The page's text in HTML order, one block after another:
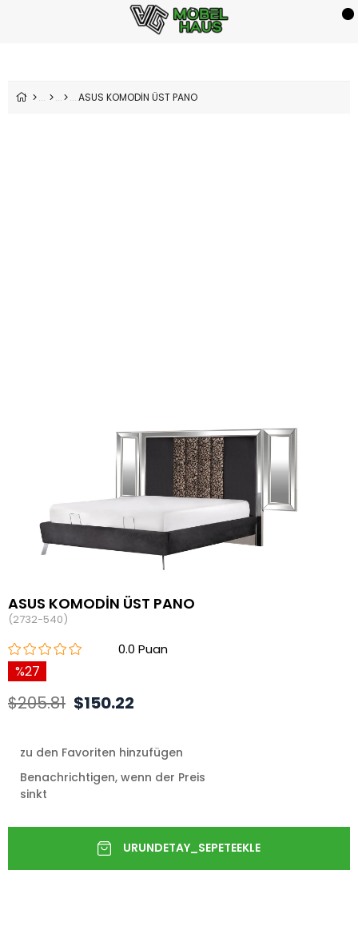
ASUS KOMODİN ÜST PANO
ASUS KOMODİN ÜST PANO
(2732-540)
0.0
27
$205.81 $150.22
zu den Favoriten hinzufügen
Benachrichtigen, wenn der Preis
sinkt